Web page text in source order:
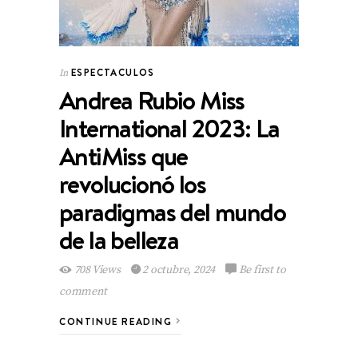
In ESPECTACULOS
Andrea Rubio Miss
International 2023: La
AntiMiss que
revolucionó los
paradigmas del mundo
de la belleza
708 Views 2 octubre, 2024
Be first to
comment
CONTINUE READING